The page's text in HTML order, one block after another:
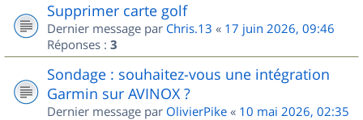
Supprimer carte golf
Dernier message par Chris.13 « 17 juin 2026, 09:46
Réponses : 3
Sondage : souhaitez-vous une intégration
Garmin sur AVINOX ?
Dernier message par OlivierPike « 10 mai 2026, 02:35